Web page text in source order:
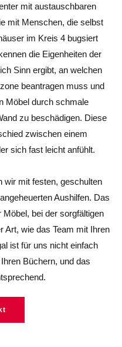
mit austauschbaren
mit Menschen, die selbst
im Kreis 4 bugsiert
die Eigenheiten der
Sinn ergibt, an welchen
beantragen muss und
Möbel durch schmale
zu beschädigen. Diese
zwischen einem
sich fast leicht anfühlt.
wir mit festen, geschulten
Aushilfen. Das
bei der sorgfältigen
Art, wie das Team mit Ihren
ist für uns nicht einfach
Büchern, und das